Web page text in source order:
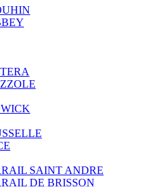
SAINT ANDRE
DE BRISSON